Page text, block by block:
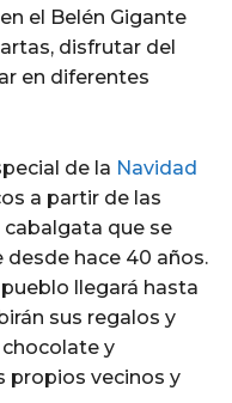
el Belén Gigante
disfrutar del
en diferentes
de la Navidad
a partir de las
cabalgata que se
hace 40 años.
llegará hasta
sus regalos y
y
propios vecinos y